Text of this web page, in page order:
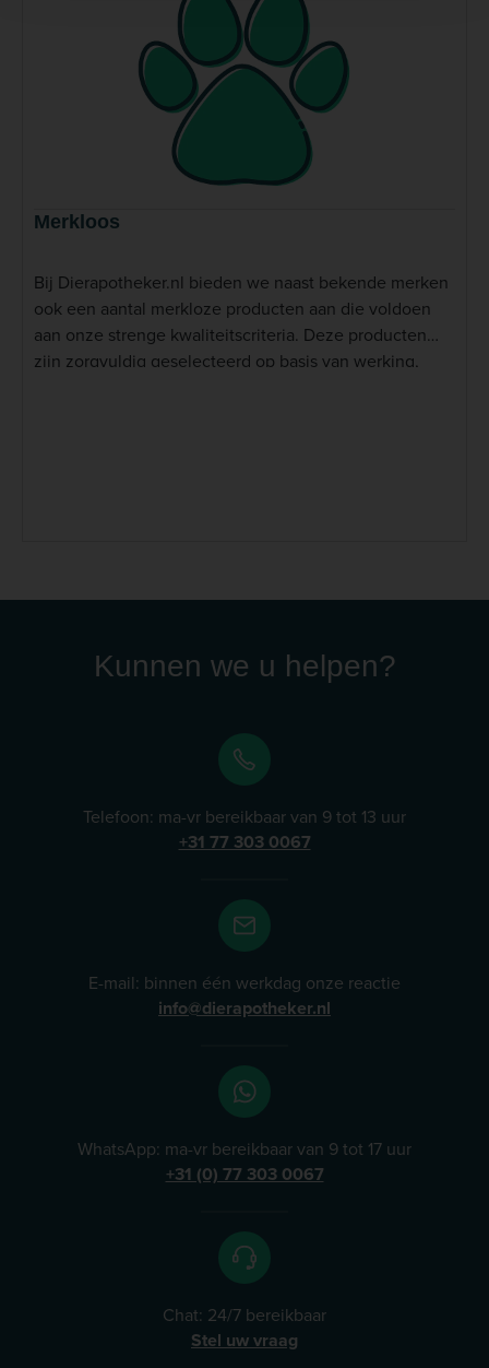
Merkloos
Bij Dierapotheker.nl bieden we naast bekende merken
ook een aantal merkloze producten aan die voldoen
aan onze strenge kwaliteitscriteria. Deze producten
zijn zorgvuldig geselecteerd op basis van werking,
Kunnen we u helpen?
Telefoon: ma-vr bereikbaar van 9 tot 13 uur
+31 77 303 0067
E-mail: binnen één werkdag onze reactie
info@dierapotheker.nl
WhatsApp: ma-vr bereikbaar van 9 tot 17 uur
+31 (0) 77 303 0067
Chat: 24/7 bereikbaar
Stel uw vraag